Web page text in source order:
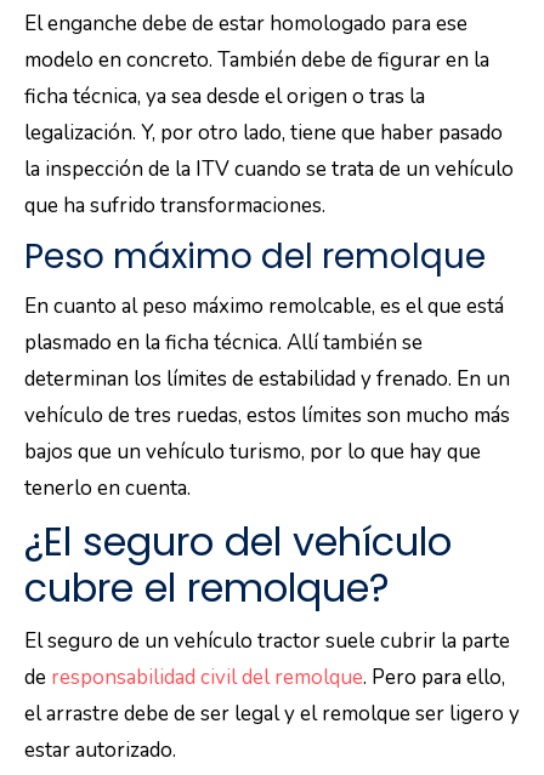
El enganche debe de estar homologado para ese
modelo en concreto. También debe de figurar en la
ficha técnica, ya sea desde el origen o tras la
legalización. Y, por otro lado, tiene que haber pasado
la inspección de la ITV cuando se trata de un vehículo
que ha sufrido transformaciones.
Peso máximo del remolque
En cuanto al peso máximo remolcable, es el que está
plasmado en la ficha técnica. Allí también se
determinan los límites de estabilidad y frenado. En un
vehículo de tres ruedas, estos límites son mucho más
bajos que un vehículo turismo, por lo que hay que
tenerlo en cuenta.
¿El seguro del vehículo
cubre el remolque?
El seguro de un vehículo tractor suele cubrir la parte
de responsabilidad civil del remolque. Pero para ello,
el arrastre debe de ser legal y el remolque ser ligero y
estar autorizado.